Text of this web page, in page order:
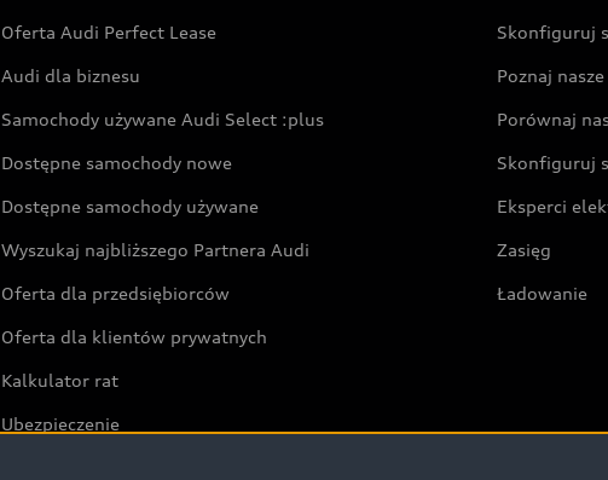
Oferta Audi Perfect Lease
Audi dla biznesu
Samochody używane Audi Select :plus
Dostępne samochody nowe
Dostępne samochody używane
Wyszukaj najbliższego Partnera Audi
Oferta dla przedsiębiorców
Oferta dla klientów prywatnych
Kalkulator rat
Ubezpieczenie
Skonfiguruj
Poznaj
Porównaj
Skonfiguruj
Eksperci
Zasięg
Ładowanie